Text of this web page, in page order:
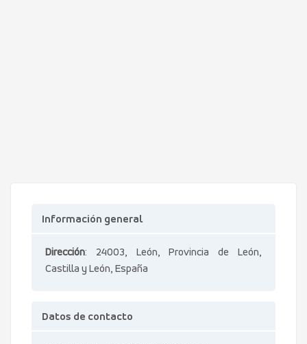
Información general
Dirección: 24003, León, Provincia de León,
Castilla y León, España
Datos de contacto